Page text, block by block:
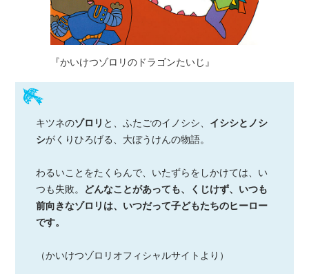
『かいけつゾロリのドラゴンたいじ』
キツネのゾロリ と、ふたごのイノシシ、 イシシとノシ
シがくりひろげる、大ぼうけんの物語。
わるいことをたくらんで、いたずらをしかけては、い
つも失敗。 どんなことがあっても、くじけず、いつも
前向きなゾロリは、いつだって子どもたちのヒーロー
です。
（かいけつゾロリオフィシャルサイトより）